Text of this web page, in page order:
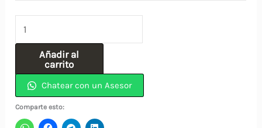
Broca
Acero
Rapido
(
6.75)
17/64"
Añadir al
carrito
Chatear con un Asesor
Comparte esto: